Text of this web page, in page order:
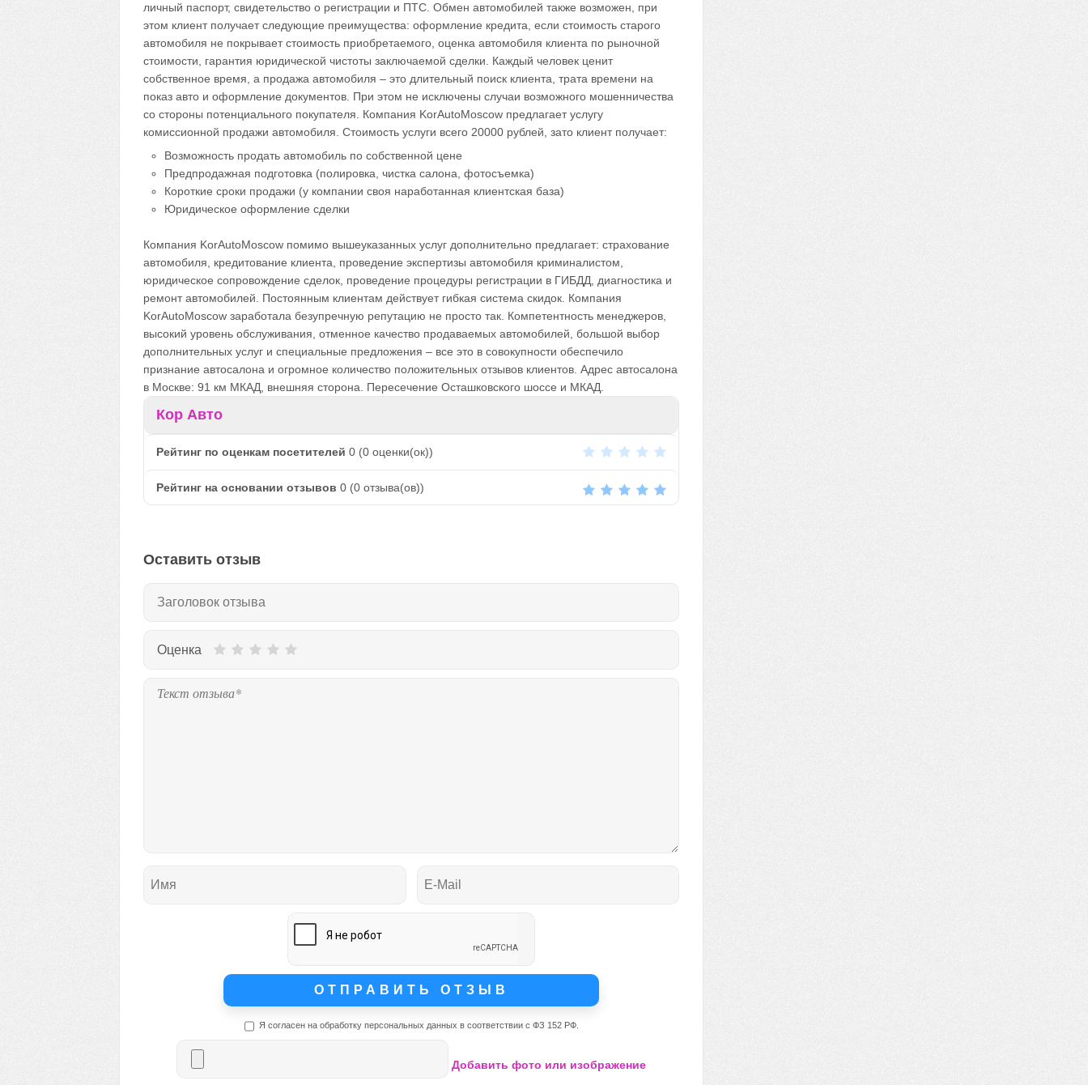
личный паспорт, свидетельство о регистрации и ПТС. Обмен автомобилей также возможен, при
этом клиент получает следующие преимущества: оформление кредита, если стоимость старого
автомобиля не покрывает стоимость приобретаемого, оценка автомобиля клиента по рыночной
стоимости, гарантия юридической чистоты заключаемой сделки. Каждый человек ценит
собственное время, а продажа автомобиля – это длительный поиск клиента, трата времени на
показ авто и оформление документов. При этом не исключены случаи возможного мошенничества
со стороны потенциального покупателя. Компания KorAutoMoscow предлагает услугу
комиссионной продажи автомобиля. Стоимость услуги всего 20000 рублей, зато клиент получает:
Возможность продать автомобиль по собственной цене
Предпродажная подготовка (полировка, чистка салона, фотосъемка)
Короткие сроки продажи (у компании своя наработанная клиентская база)
Юридическое оформление сделки
Компания KorAutoMoscow помимо вышеуказанных услуг дополнительно предлагает: страхование
автомобиля, кредитование клиента, проведение экспертизы автомобиля криминалистом,
юридическое сопровождение сделок, проведение процедуры регистрации в ГИБДД, диагностика и
ремонт автомобилей. Постоянным клиентам действует гибкая система скидок. Компания
KorAutoMoscow заработала безупречную репутацию не просто так. Компетентность менеджеров,
высокий уровень обслуживания, отменное качество продаваемых автомобилей, большой выбор
дополнительных услуг и специальные предложения – все это в совокупности обеспечило
признание автосалона и огромное количество положительных отзывов клиентов. Адрес автосалона
в Москве: 91 км МКАД, внешняя сторона. Пересечение Осташковского шоссе и МКАД.
Кор Авто
Рейтинг по оценкам посетителей 0 (0оценки(ок))
Рейтинг на основании отзывов 0 (0отзыва(ов))
Оставить отзыв
Оценка
Я согласен на обработку персональных данных в соответствии с ФЗ 152 РФ.
Добавить фото или изображение